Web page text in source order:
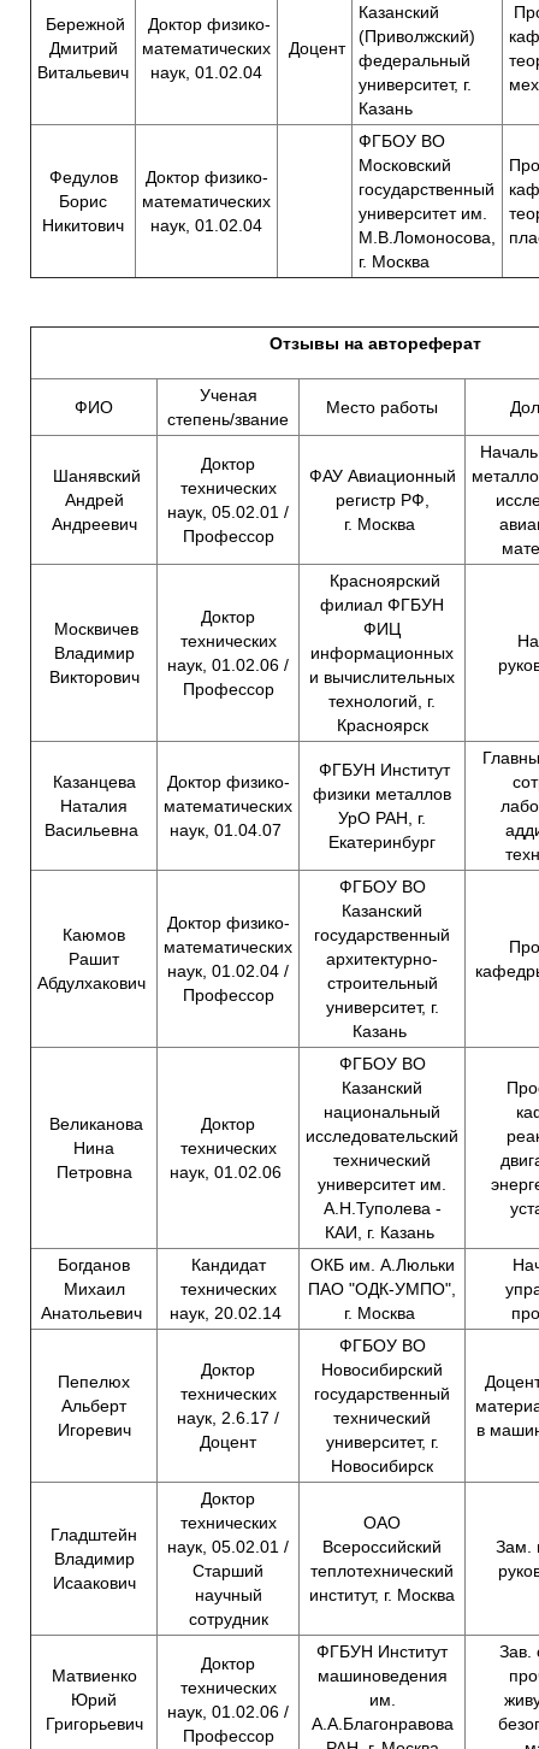
Бережной
Дмитрий
Витальевич
Доктор физико-
математических
наук, 01.02.04
Доцент
Казанский
(Приволжский)
федеральный
университет, г.
Казань
Федулов
Борис
Никитович
Доктор физико-
математических
наук, 01.02.04
ФГБОУ ВО
Московский
государственный
университет им.
М.В.Ломоносова,
г. Москва
Отзывы на автореферат
ФИО
Ученая
степень/звание
Место работы
Шанявский
Андрей
Андреевич
Доктор
технических
наук, 05.02.01 /
Профессор
ФАУ Авиационный
регистр РФ
г. Москва
Москвичев
Владимир
Викторович
Доктор
технических
наук, 01.02.06 /
Профессор
Красноярский
филиал ФГБУН
ФИЦ
информационных
и вычислительных
технологий, г.
Красноярск
Казанцева
Наталия
Васильевна
Доктор физико-
математических
наук, 01.04.07
ФГБУН Институт
физики металлов
УрО РАН, г.
Екатеринбург
Каюмов
Рашит
Абдулхакович
Доктор физико-
математических
наук, 01.02.04 /
Профессор
ФГБОУ ВО
Казанский
государственный
архитектурно-
строительный
университет, г.
Казань
Великанова
Нина
Петровна
Доктор
технических
наук, 01.02.06
ФГБОУ ВО
Казанский
национальный
исследовательский
технический
университет им.
А.Н.Туполева -
КАИ, г. Казань
Богданов
Михаил
Анатольевич
Кандидат
технических
наук, 20.02.14
ОКБ им. А.Люльки
ПАО "ОДК-УМПО",
г. Москва
Пепелюх
Альберт
Игоревич
Доктор
технических
наук, 2.6.17 /
Доцент
ФГБОУ ВО
Новосибирский
государственный
технический
университет, г.
Новосибирск
в
Гладштейн
Владимир
Исаакович
Доктор
технических
наук, 05.02.01 /
Старший
научный
сотрудник
ОАО
Всероссийский
теплотехнический
институт, г. Москва
Зам.
Матвиенко
Юрий
Григорьевич
Доктор
технических
наук, 01.02.06 /
Профессор
ФГБУН Институт
машиноведения
им.
А.А.Благонравова
Зав.